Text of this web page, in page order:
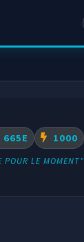
665E 1000
POUR LE MOMENT"